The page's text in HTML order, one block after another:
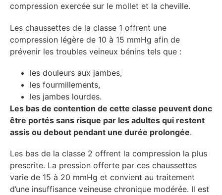
compression exercée sur le mollet et la cheville.
Les chaussettes de la classe 1 offrent une
compression légère de 10 à 15 mmHg afin de
prévenir les troubles veineux bénins tels que :
les douleurs aux jambes,
les fourmillements,
les jambes lourdes.
Les bas de contention de cette classe peuvent donc
être portés sans risque par les adultes qui restent
assis ou debout pendant une durée prolongée.
Les bas de la classe 2 offrent la compression la plus
prescrite. La pression offerte par ces chaussettes
varie de 15 à 20 mmHg et convient au traitement
d’une insuffisance veineuse chronique modérée. Il est